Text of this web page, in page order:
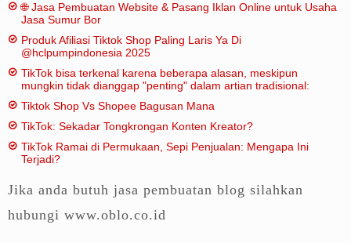
🌐 Jasa Pembuatan Website & Pasang Iklan Online untuk Usaha
Jasa Sumur Bor
Produk Afiliasi Tiktok Shop Paling Laris Ya Di
@hclpumpindonesia 2025
TikTok bisa terkenal karena beberapa alasan, meskipun
mungkin tidak dianggap "penting" dalam artian tradisional:
Tiktok Shop Vs Shopee Bagusan Mana
TikTok: Sekadar Tongkrongan Konten Kreator?
TikTok Ramai di Permukaan, Sepi Penjualan: Mengapa Ini
Terjadi?
Jika anda butuh jasa pembuatan blog silahkan
hubungi www.oblo.co.id